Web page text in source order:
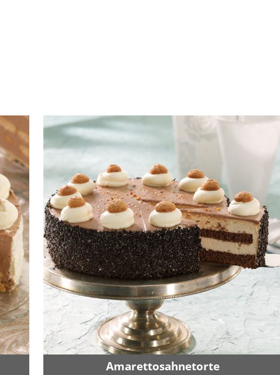
Amarettosahnetorte